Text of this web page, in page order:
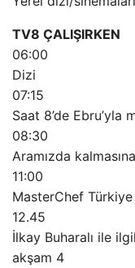
TV8 ÇALIŞIRKEN
06:00
Dizi
07:15
Saat 8’de Ebru’yla
08:30
Aramızda
11:00
MasterChef Türkiye
12.45
İlkay Buharalı ile
akşam 4